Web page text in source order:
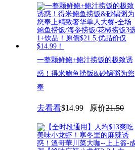
一整颗鲜鲍+鲍汁捞饭的极致诱
惑！得米鲍鱼捞饭&砂锅粥为您
奉
去看看$14.99 原价21.50